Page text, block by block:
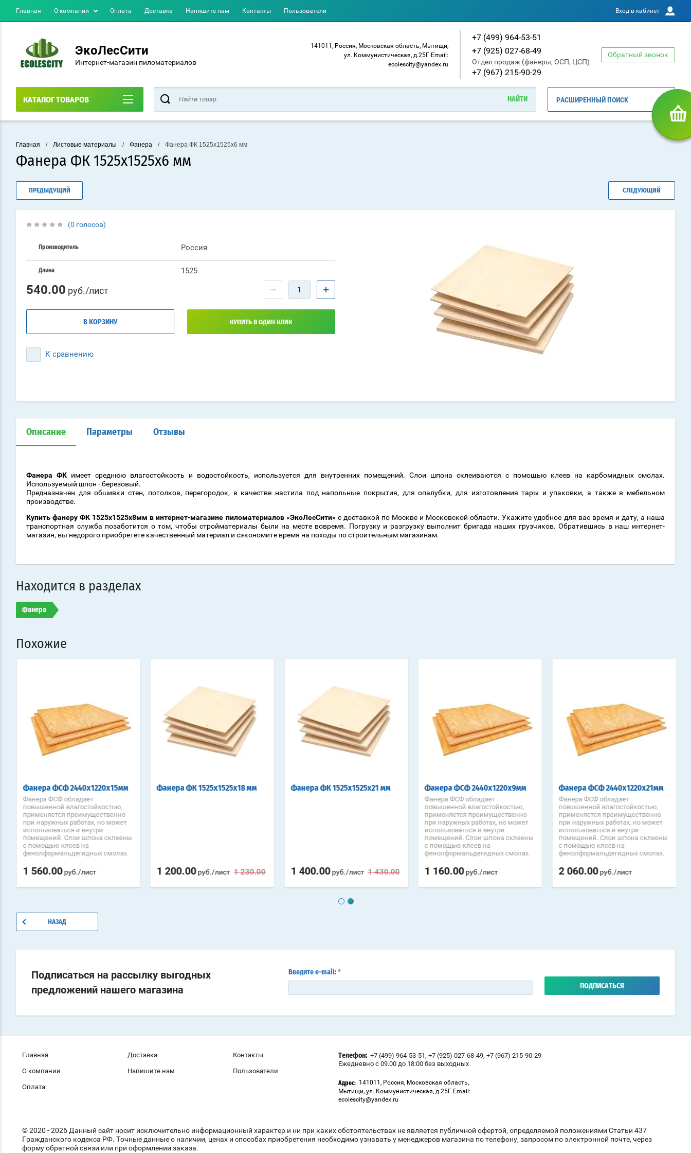
Главная О компании Оплата Доставка Напишите нам Контакты Пользователи Вход в кабинет
ЭкоЛесСити
Интернет-магазин пиломатериалов
141011, Россия, Московская область, Мытищи,
ул. Коммунистическая, д.25Г Email:
ecolescity@yandex.ru
+7 (499) 964-53-51
+7 (925) 027-68-49
Отдел продаж (фанеры, ОСП, ЦСП)
+7 (967) 215-90-29
Обратный звонок
КАТАЛОГ ТОВАРОВ РАСШИРЕННЫЙ ПОИСК
Главная / Листовые материалы / Фанера / Фанера ФК 1525х1525х6 мм
Фанера ФК 1525х1525х6 мм
ПРЕДЫДУЩИЙ СЛЕДУЮЩИЙ
(0 голосов)
Производитель Россия
Длина 1525
540.00 руб./лист − +
В КОРЗИНУ КУПИТЬ В ОДИН КЛИК
К сравнению
Описание Параметры Отзывы
Фанера ФК имеет среднюю влагостойкость и водостойкость, используется для внутренних помещений. Слои шпона склеиваются с помощью клеев на карбомидных смолах.
Используемый шпон - березовый.
Предназначен для обшивки стен, потолков, перегородок, в качестве настила под напольные покрытия, для опалубки, для изготовления тары и упаковки, а также в мебельном
производстве.
Купить фанеру ФК 1525х1525х8мм в интернет-магазине пиломатериалов «ЭкоЛесСити» с доставкой по Москве и Московской области. Укажите удобное для вас время и дату, а наша
транспортная служба позаботится о том, чтобы стройматериалы были на месте вовремя. Погрузку и разгрузку выполнит бригада наших грузчиков. Обратившись в наш интернет-
магазин, вы недорого приобретете качественный материал и сэкономите время на походы по строительным магазинам.
Находится в разделах
Фанера
Похожие
Фанера ФСФ 2440х1220х15мм
Фанера ФСФ обладает
повышенной влагостойкостью,
применяется преимущественно
при наружных работах, но может
использоваться и внутри
помещений. Слои шпона склеены
с помощью клеев на
фенолформальдегидных смолах.
1 560.00руб./лист
Фанера ФК 1525х1525х18 мм
1 230.00
1 200.00руб./лист
Фанера ФК 1525х1525х21 мм
1 430.00
1 400.00руб./лист
Фанера ФСФ 2440х1220х9мм
Фанера ФСФ обладает
повышенной влагостойкостью,
применяется преимущественно
при наружных работах, но может
использоваться и внутри
помещений. Слои шпона склеены
с помощью клеев на
фенолформальдегидных смолах.
1 160.00руб./лист
Фанера ФСФ 2440х1220х21мм
Фанера ФСФ обладает
повышенной влагостойкостью,
применяется преимущественно
при наружных работах, но может
использоваться и внутри
помещений. Слои шпона склеены
с помощью клеев на
фенолформальдегидных смолах.
2 060.00руб./лист
НАЗАД
Подписаться на рассылку выгодных
предложений нашего магазина
Введите e-mail: *
ПОДПИСАТЬСЯ
Главная
О компании
Оплата
Доставка
Напишите нам
Контакты
Пользователи
Телефон: +7 (499) 964-53-51 , +7 (925) 027-68-49, +7 (967) 215-90-29
Ежедневно с 09.00 до 18:00 без выходных
Адрес: 141011, Россия, Московская область,
Мытищи, ул. Коммунистическая, д.25Г Email:
ecolescity@yandex.ru
© 2020 - 2026 Данный сайт носит исключительно информационный характер и ни при каких обстоятельствах не является публичной офертой, определяемой положениями Статьи 437
Гражданского кодекса РФ. Точные данные о наличии, ценах и способах приобретения необходимо узнавать у менеджеров магазина по телефону, запросом по электронной почте, через
форму обратной связи или при оформлении заказа.